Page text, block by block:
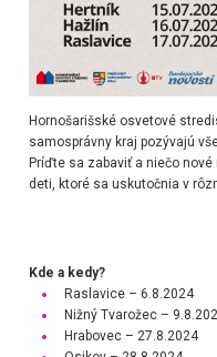
Hornošarišské osvetové
samosprávny kraj pozývajú
Príďte sa zabaviť a niečo
deti, ktoré sa uskutočnia v
Kde a kedy?
Raslavice – 6.8.2024
Nižný Tvarožec –
Hrabovec – 27.8.2024